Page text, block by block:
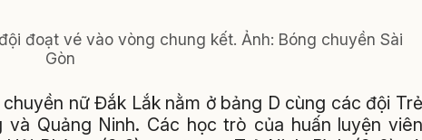
đoạt vé vào vòng chung kết. Ảnh: Bóng chuyền Sài
Gòn
nữ Đắk Lắk nằm ở bảng D cùng các đội Trẻ
và Quảng Ninh. Các học trò của huấn luyện viên